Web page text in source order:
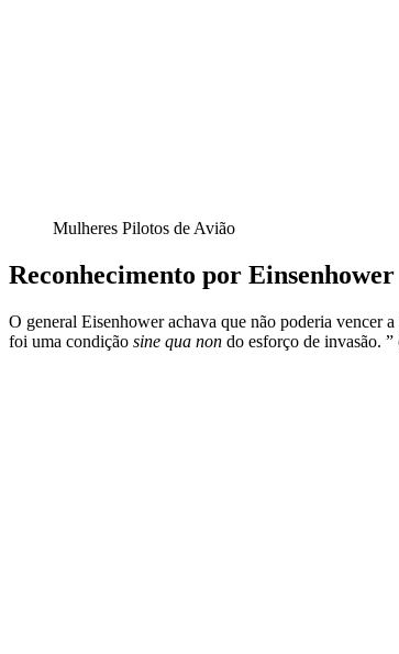
Mulheres Pilotos de Avião
Reconhecimento por Einsenhower
O general Eisenhower achava que não poderia vencer
foi uma condição sine qua non do esforço de invasão.